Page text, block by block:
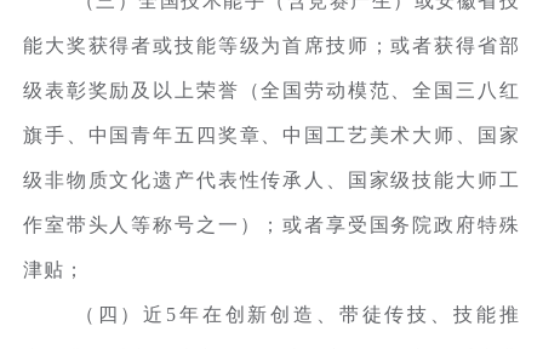
能大奖获得者或技能等级为首席技师；或者获得省部
级表彰奖励及以上荣誉（全国劳动模范、全国三八红
旗手、中国青年五四奖章、中国工艺美术大师、国家
级非物质文化遗产代表性传承人、国家级技能大师工
作室带头人等称号之一）；或者享受国务院政府特殊
津贴；
（四）近5年在创新创造、带徒传技、技能推